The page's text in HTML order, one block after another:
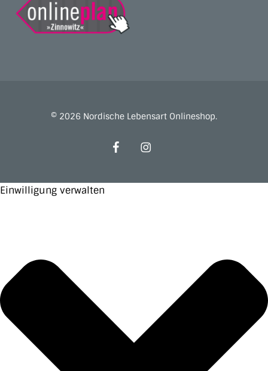
© 2026 Nordische Lebensart Onlineshop.
facebookinstagram
Einwilligung verwalten